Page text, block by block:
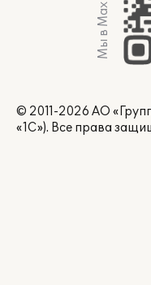
Мы в Max
© 2011-2026 АО
«1С»). Все права